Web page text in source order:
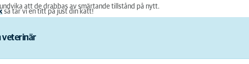
att de drabbas av smärtande tillstånd på nytt.
så tar vi en titt på just din katt!
veterinär